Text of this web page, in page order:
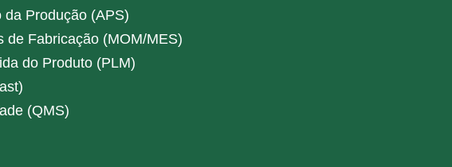
Produção (APS)
de Fabricação (MOM/MES)
do Produto (PLM)
(QMS)